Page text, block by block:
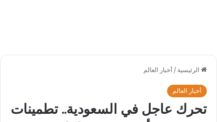
الرئيسية / أخبار العالم
أخبار العالم
تحرك عاجل في السعودية.. تطمينات